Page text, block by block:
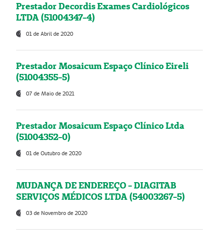
Prestador Decordis Exames Cardiológicos
LTDA (51004347-4)
01 de Abril de 2020
Prestador Mosaicum Espaço Clínico Eireli
(51004355-5)
07 de Maio de 2021
Prestador Mosaicum Espaço Clínico Ltda
(51004352-0)
01 de Outubro de 2020
MUDANÇA DE ENDEREÇO - DIAGITAB
SERVIÇOS MÉDICOS LTDA (54003267-5)
03 de Novembro de 2020